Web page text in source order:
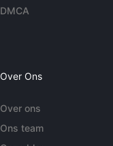
DMCA
Over Ons
Over ons
Ons team